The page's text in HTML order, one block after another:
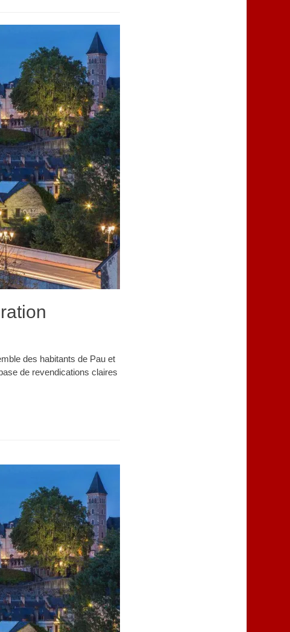
des habitants de Pau et
de revendications claires